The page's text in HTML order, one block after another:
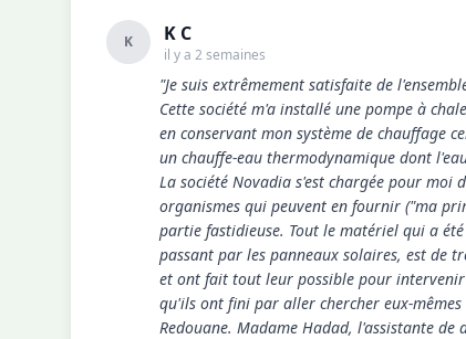
K K C
il y a 2 semaines
"Je suis extrêmement satisfaite de
Cette société m'a installé une pompe à
en conservant mon système de chauffage
un chauffe-eau thermodynamique dont
La société Novadia s'est chargée pour
organismes qui peuvent en fournir ("ma
partie fastidieuse. Tout le matériel qui a
passant par les panneaux solaires, est de
et ont fait tout leur possible pour
qu'ils ont fini par aller chercher eux-
Redouane. Madame Hadad, l'assistante